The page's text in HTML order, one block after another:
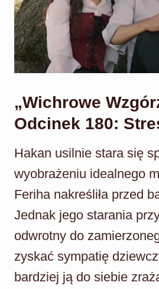
„Wichrowe
Odcinek 180:
Hakan usilnie stara się
wyobrażeniu idealnego
Feriha nakreśliła przed
Jednak jego starania
odwrotny do
zyskać sympatię
bardziej ją do siebie